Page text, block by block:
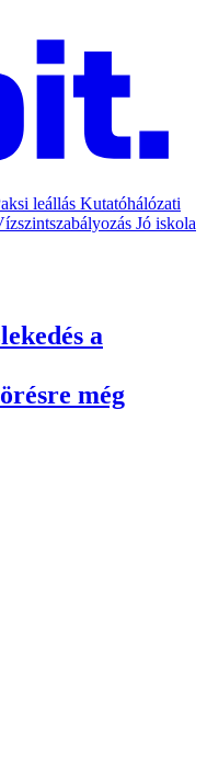
leállás Kutatóhálózati
Jó iskola
a
még